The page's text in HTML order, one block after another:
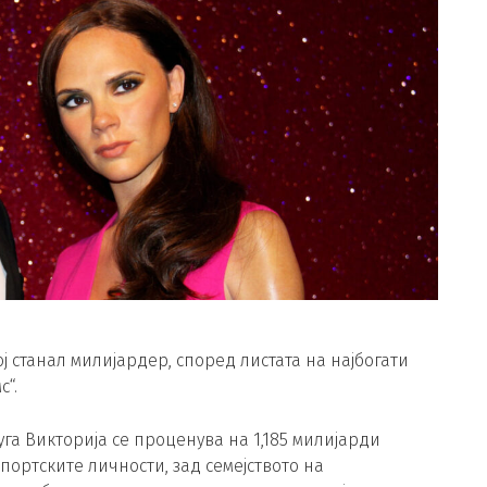
милијардер, според листата на најбогати
Викторија се проценува на 1,185 милијарди
личности, зад семејството на